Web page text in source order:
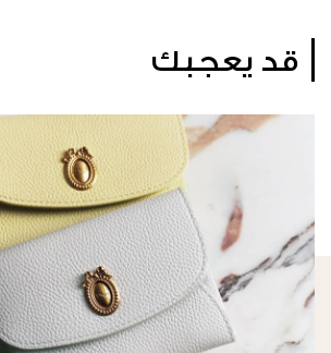
قد يعجبك